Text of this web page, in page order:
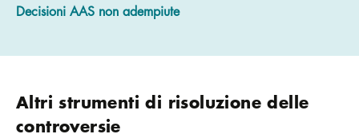
Decisioni AAS non adempiute
Altri strumenti di risoluzione delle
controversie